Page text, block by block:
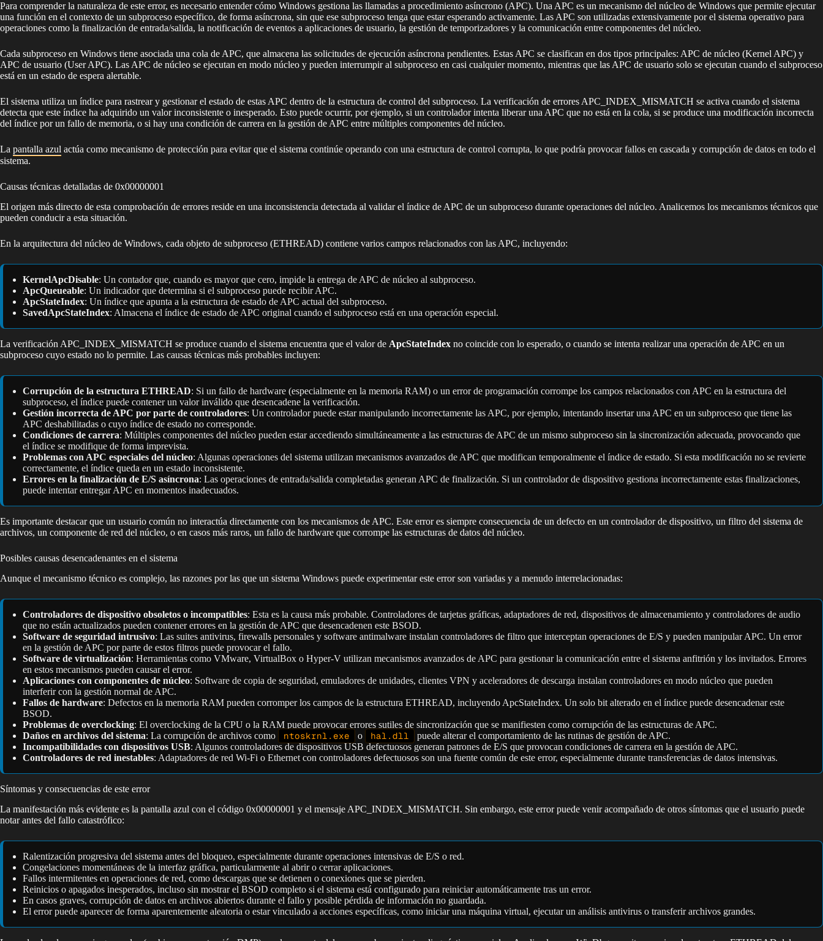
Para comprender la naturaleza de este error, es necesario entender cómo Windows gestiona las llamadas a procedimiento asíncrono (APC). Una APC es un mecanismo del núcleo de Windows que permite ejecutar
una función en el contexto de un subproceso específico, de forma asíncrona, sin que ese subproceso tenga que estar esperando activamente. Las APC son utilizadas extensivamente por el sistema operativo para
operaciones como la finalización de entrada/salida, la notificación de eventos a aplicaciones de usuario, la gestión de temporizadores y la comunicación entre componentes del núcleo.
Cada subproceso en Windows tiene asociada una cola de APC, que almacena las solicitudes de ejecución asíncrona pendientes. Estas APC se clasifican en dos tipos principales: APC de núcleo (Kernel APC) y
APC de usuario (User APC). Las APC de núcleo se ejecutan en modo núcleo y pueden interrumpir al subproceso en casi cualquier momento, mientras que las APC de usuario solo se ejecutan cuando el subproceso
está en un estado de espera alertable.
El sistema utiliza un índice para rastrear y gestionar el estado de estas APC dentro de la estructura de control del subproceso. La verificación de errores APC_INDEX_MISMATCH se activa cuando el sistema
detecta que este índice ha adquirido un valor inconsistente o inesperado. Esto puede ocurrir, por ejemplo, si un controlador intenta liberar una APC que no está en la cola, si se produce una modificación incorrecta
del índice por un fallo de memoria, o si hay una condición de carrera en la gestión de APC entre múltiples componentes del núcleo.
La pantalla azul actúa como mecanismo de protección para evitar que el sistema continúe operando con una estructura de control corrupta, lo que podría provocar fallos en cascada y corrupción de datos en todo el
sistema.
Causas técnicas detalladas de 0x00000001
El origen más directo de esta comprobación de errores reside en una inconsistencia detectada al validar el índice de APC de un subproceso durante operaciones del núcleo. Analicemos los mecanismos técnicos que
pueden conducir a esta situación.
En la arquitectura del núcleo de Windows, cada objeto de subproceso (ETHREAD) contiene varios campos relacionados con las APC, incluyendo:
KernelApcDisable: Un contador que, cuando es mayor que cero, impide la entrega de APC de núcleo al subproceso.
ApcQueueable: Un indicador que determina si el subproceso puede recibir APC.
ApcStateIndex: Un índice que apunta a la estructura de estado de APC actual del subproceso.
SavedApcStateIndex: Almacena el índice de estado de APC original cuando el subproceso está en una operación especial.
La verificación APC_INDEX_MISMATCH se produce cuando el sistema encuentra que el valor de ApcStateIndex no coincide con lo esperado, o cuando se intenta realizar una operación de APC en un
subproceso cuyo estado no lo permite. Las causas técnicas más probables incluyen:
Corrupción de la estructura ETHREAD: Si un fallo de hardware (especialmente en la memoria RAM) o un error de programación corrompe los campos relacionados con APC en la estructura del
subproceso, el índice puede contener un valor inválido que desencadene la verificación.
Gestión incorrecta de APC por parte de controladores: Un controlador puede estar manipulando incorrectamente las APC, por ejemplo, intentando insertar una APC en un subproceso que tiene las
APC deshabilitadas o cuyo índice de estado no corresponde.
Condiciones de carrera: Múltiples componentes del núcleo pueden estar accediendo simultáneamente a las estructuras de APC de un mismo subproceso sin la sincronización adecuada, provocando que
el índice se modifique de forma imprevista.
Problemas con APC especiales del núcleo: Algunas operaciones del sistema utilizan mecanismos avanzados de APC que modifican temporalmente el índice de estado. Si esta modificación no se revierte
correctamente, el índice queda en un estado inconsistente.
Errores en la finalización de E/S asíncrona: Las operaciones de entrada/salida completadas generan APC de finalización. Si un controlador de dispositivo gestiona incorrectamente estas finalizaciones,
puede intentar entregar APC en momentos inadecuados.
Es importante destacar que un usuario común no interactúa directamente con los mecanismos de APC. Este error es siempre consecuencia de un defecto en un controlador de dispositivo, un filtro del sistema de
archivos, un componente de red del núcleo, o en casos más raros, un fallo de hardware que corrompe las estructuras de datos del núcleo.
Posibles causas desencadenantes en el sistema
Aunque el mecanismo técnico es complejo, las razones por las que un sistema Windows puede experimentar este error son variadas y a menudo interrelacionadas:
Controladores de dispositivo obsoletos o incompatibles: Esta es la causa más probable. Controladores de tarjetas gráficas, adaptadores de red, dispositivos de almacenamiento y controladores de audio
que no están actualizados pueden contener errores en la gestión de APC que desencadenen este BSOD.
Software de seguridad intrusivo: Las suites antivirus, firewalls personales y software antimalware instalan controladores de filtro que interceptan operaciones de E/S y pueden manipular APC. Un error
en la gestión de APC por parte de estos filtros puede provocar el fallo.
Software de virtualización: Herramientas como VMware, VirtualBox o Hyper-V utilizan mecanismos avanzados de APC para gestionar la comunicación entre el sistema anfitrión y los invitados. Errores
en estos mecanismos pueden causar el error.
Aplicaciones con componentes de núcleo: Software de copia de seguridad, emuladores de unidades, clientes VPN y aceleradores de descarga instalan controladores en modo núcleo que pueden
interferir con la gestión normal de APC.
Fallos de hardware: Defectos en la memoria RAM pueden corromper los campos de la estructura ETHREAD, incluyendo ApcStateIndex. Un solo bit alterado en el índice puede desencadenar este
BSOD.
Problemas de overclocking: El overclocking de la CPU o la RAM puede provocar errores sutiles de sincronización que se manifiesten como corrupción de las estructuras de APC.
Daños en archivos del sistema: La corrupción de archivos como ntoskrnl.exe o hal.dll
puede alterar el comportamiento de las rutinas de gestión de APC.
Incompatibilidades con dispositivos USB: Algunos controladores de dispositivos USB defectuosos generan patrones de E/S que provocan condiciones de carrera en la gestión de APC.
Controladores de red inestables: Adaptadores de red Wi-Fi o Ethernet con controladores defectuosos son una fuente común de este error, especialmente durante transferencias de datos intensivas.
Síntomas y consecuencias de este error
La manifestación más evidente es la pantalla azul con el código 0x00000001 y el mensaje APC_INDEX_MISMATCH. Sin embargo, este error puede venir acompañado de otros síntomas que el usuario puede
notar antes del fallo catastrófico:
Ralentización progresiva del sistema antes del bloqueo, especialmente durante operaciones intensivas de E/S o red.
Congelaciones momentáneas de la interfaz gráfica, particularmente al abrir o cerrar aplicaciones.
Fallos intermitentes en operaciones de red, como descargas que se detienen o conexiones que se pierden.
Reinicios o apagados inesperados, incluso sin mostrar el BSOD completo si el sistema está configurado para reiniciar automáticamente tras un error.
En casos graves, corrupción de datos en archivos abiertos durante el fallo y posible pérdida de información no guardada.
El error puede aparecer de forma aparentemente aleatoria o estar vinculado a acciones específicas, como iniciar una máquina virtual, ejecutar un análisis antivirus o transferir archivos grandes.